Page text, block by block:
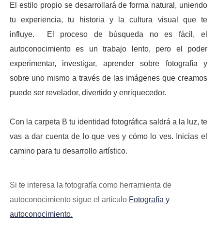
El estilo propio se desarrollará de forma natural, uniendo
tu experiencia, tu historia y la cultura visual que te
influye.
El proceso de búsqueda no es fácil, el
autoconocimiento es un trabajo lento, pero el poder
experimentar, investigar, aprender sobre fotografía y
sobre uno mismo a través de las imágenes que creamos
puede ser revelador, divertido y enriquecedor.
Con la carpeta B tu identidad fotográfica saldrá a la luz, te
vas a dar cuenta de lo que ves y cómo lo ves. Inicias el
camino para tu desarrollo artístico.
Si te interesa la fotografía como herramienta de
autoconocimiento sigue el artículo Fotografía y
autoconocimiento.